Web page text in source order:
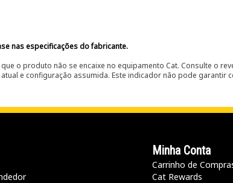
nas especificações do fabricante.
o produto não se encaixe no equipamento Cat. Consulte o
e configuração assumida. Este indicador não pode garantir
Minha Conta
Carrinho de
Cat Rewards